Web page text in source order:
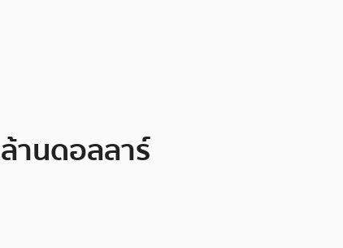
านดอลลาร์